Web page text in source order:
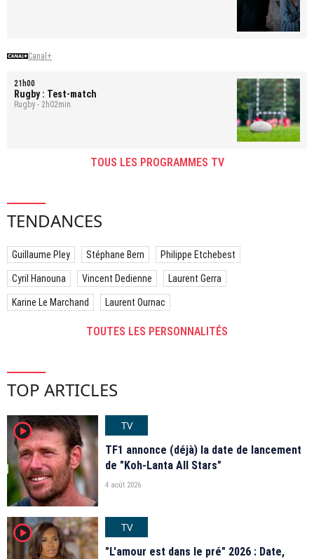
Canal+
21h00
Rugby : Test-match
Rugby - 2h02min.
TOUS LES PROGRAMMES TV
TENDANCES
Guillaume Pley Stéphane Bern Philippe Etchebest
Cyril Hanouna Vincent Dedienne Laurent Gerra
Karine Le Marchand Laurent Ournac
TOUTES LES PERSONNALITÉS
TOP ARTICLES
player2
TV
TF1 annonce (déjà) la date de lancement
de "Koh-Lanta All Stars"
4 août 2026
player2
TV
"L'amour est dans le pré" 2026 : Date,